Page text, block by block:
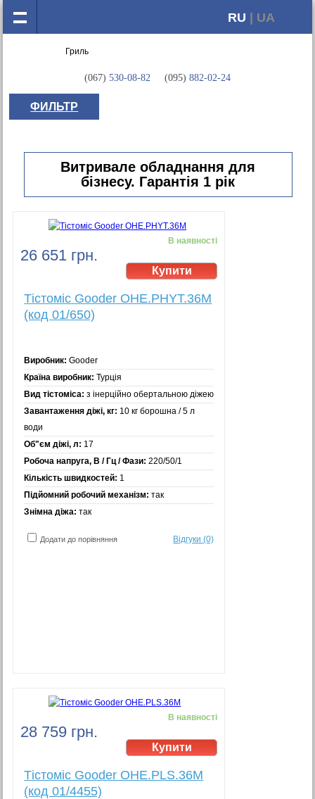
RU | UA
(067) 530-08-82 (095) 882-02-24
ФИЛЬТР
Витривале обладнання для
бізнесу. Гарантія 1 рік
26 651 грн.
В наявності
Тістоміс Gooder OHE.PHYT.36M
(код 01/650)
Виробник: Gooder
Країна виробник: Турція
Вид тістоміса: з інерційно обертальною діжею
Завантаження діжі, кг: 10 кг борошна / 5 л
води
Об"єм діжі, л: 17
Робоча напруга, В / Гц / Фази: 220/50/1
Кількість швидкостей: 1
Підйомний робочий механізм: так
Знімна діжа: так
Додати до порівняння Відгуки (0)
28 759 грн.
В наявності
Тістоміс Gooder OHE.PLS.36M
(код 01/4455)